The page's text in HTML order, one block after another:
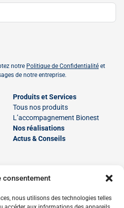
consentement
nous utilisons des technologies telles
notre Politique de Confidentialité et
de notre entreprise.
Produits et Services
Tous nos produits
L’accompagnement Bionest
Nos réalisations
Actus & Conseils
de Confidentialité